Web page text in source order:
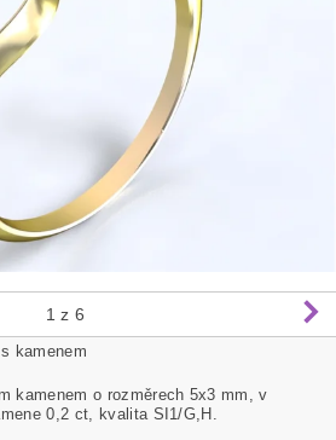
1 z 6
kamenem
kamenem o rozměrech 5x3 mm, v
0,2 ct, kvalita SI1/G,H.